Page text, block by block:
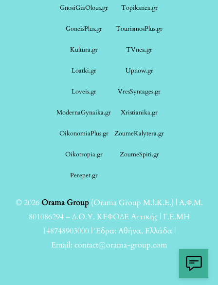
GnosiGiaOlous.gr Topikanea.gr
GoneisPlus.gr TourismosPlus.gr
Kultura.gr TVnea.gr
Loatki.gr Upnow.gr
Loveis.gr VresSyntages.gr
ModernaGynaika.gr Xristianika.gr
OikonomiaPlus.gr ZoumeKalytera.gr
Oikotropia.gr ZoumeSpiti.gr
Perepet.gr
© 2026Orama Group(Orama Group Μ.Ι.Κ.Ε.) | Α.Φ.Μ.
801086294 – Δ.Ο.Υ. ΚΕΦΟΔΕ Αττικής | Γ.Ε.ΜΗ
148748903000 | Έδρα: Αθήνα, Ελλάδα |
Email: contact@orama-group.com